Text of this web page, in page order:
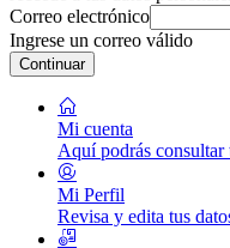
Correo electrónico
Ingrese un correo válido
Continuar
Mi cuenta
Aquí podrás
Mi Perfil
Revisa y edita tus